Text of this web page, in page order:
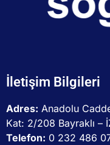
İletişim Bilgileri
Adres: Anadolu
Kat: 2/208 Bayraklı –
Telefon: 0 232 486